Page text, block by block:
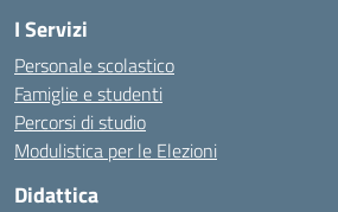
I Servizi
Personale scolastico
Famiglie e studenti
Percorsi di studio
Modulistica per le Elezioni
Didattica